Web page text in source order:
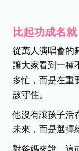
比起功成名
從萬人演唱會的
讓大家看到一種
多忙，而是在重
該守住。
他沒有讓孩子活
未來，而是選擇